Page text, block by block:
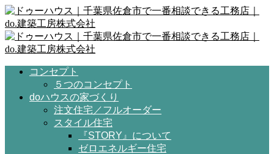
コンセプト
５つのコンセプト
doハウスの家づくり
注文住宅／フルオーダー
スタイル住宅
『STORY』について
ゼロエネルギー住宅